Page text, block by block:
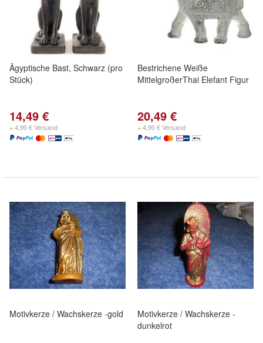
Ägyptische Bast, Schwarz (pro
Stück)
14,49 €
+ 4,90 € Versand
Bestrichene Weiße
MittelgroßerThai Elefant Figur
20,49 €
+ 4,90 € Versand
Motivkerze / Wachskerze -gold
Motivkerze / Wachskerze -
dunkelrot